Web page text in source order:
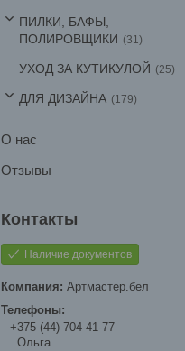
ПИЛКИ, БАФЫ,
ПОЛИРОВЩИКИ
31
УХОД ЗА КУТИКУЛОЙ 25
ДЛЯ ДИЗАЙНА 179
О нас
Отзывы
Наличие документов
Артмастер.бел
+375 (44) 704-41-77
Ольга